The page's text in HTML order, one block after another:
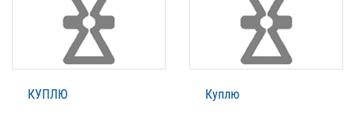
КУПЛЮ Куплю